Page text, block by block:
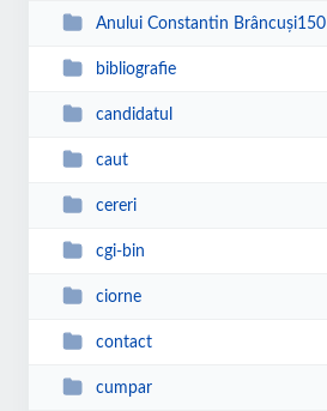
Anului Constantin Brâncuși150
bibliografie
candidatul
caut
cereri
cgi-bin
ciorne
contact
cumpar